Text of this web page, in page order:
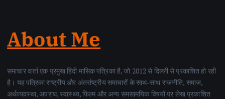
About Me
समाचार वार्ता एक प्रमुख हिंदी मासिक पत्रिका है, जो 2012 से दिल्ली से प्रकाशित हो रही
है। यह पत्रिका राष्ट्रीय और अंतर्राष्ट्रीय समाचारों के साथ-साथ राजनीति, समाज,
अर्थव्यवस्था, अपराध, स्वास्थ्य, फिल्म और अन्य समसामयिक विषयों पर लेख प्रकाशित